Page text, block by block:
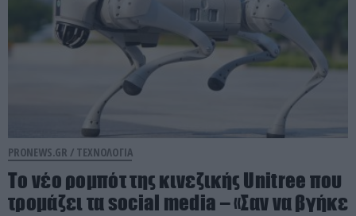
PRONEWS.GR / ΤΕΧΝΟΛΟΓΙΑ
Το νέο ρομπότ της κινεζικής Unitree που
τρομάζει τα social media – «Σαν να βγήκε